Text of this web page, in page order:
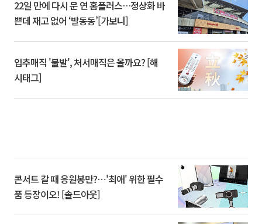
22일 만에 다시 문 연 홈플러스…정상화 바
쁜데 재고 없어 ‘발동동’[가보니]
입추매직 '불발', 처서매직은 올까요? [해
시태그]
콘서트 갈 때 응원봉만?⋯'최애' 위한 필수
품 등장이오! [솔드아웃]